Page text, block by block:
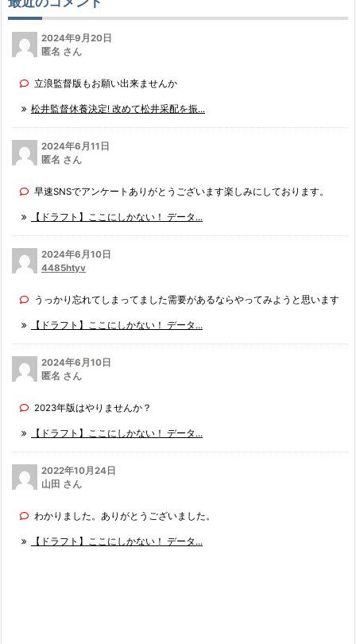
2024年9月20日
匿名 さん
立浪監督版もお願い出来ませんか
松井監督休養決定! 改めて松井采配を振...
2024年6月11日
匿名 さん
早速SNSでアンケートありがとうございます楽しみにしております。
【ドラフト】ここにしかない！ データ...
2024年6月10日
4485htyv
うっかり忘れてしまってました需要があるならやってみようと思います
【ドラフト】ここにしかない！ データ...
2024年6月10日
匿名 さん
2023年版はやりませんか？
【ドラフト】ここにしかない！ データ...
2022年10月24日
山田 さん
わかりました。ありがとうございました。
【ドラフト】ここにしかない！ データ...